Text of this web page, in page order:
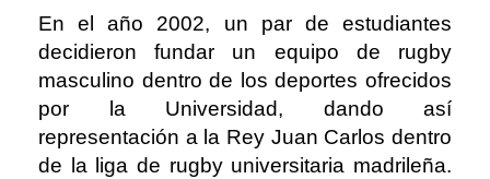
En el año 2002, un par de estudiantes
decidieron fundar un equipo de rugby
masculino dentro de los deportes ofrecidos
por la Universidad, dando así
representación a la Rey Juan Carlos dentro
de la liga de rugby universitaria madrileña.